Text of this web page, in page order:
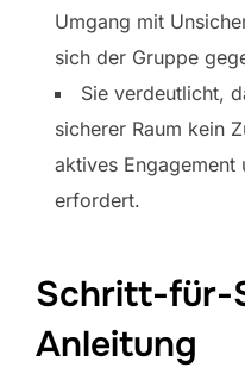
Umgang mit
sich der Gruppe
Sie verdeutlicht,
sicherer Raum kein
aktives Engagement
erfordert.
Schritt-für-
Anleitung